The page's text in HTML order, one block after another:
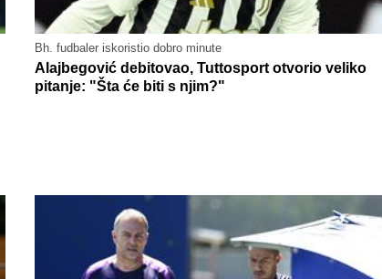
Bh. fudbaler iskoristio dobro minute
Alajbegović debitovao, Tuttosport otvorio veliko
pitanje: "Šta će biti s njim?"